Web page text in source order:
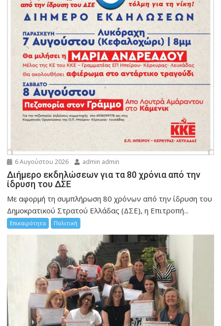
6 Αυγούστου 2026 admin admin
Διήμερο εκδηλώσεων για τα 80 χρόνια από την
ίδρυση του ΔΣΕ
Με αφορμή τη συμπλήρωση 80 χρόνων από την ίδρυση του
Δημοκρατικού Στρατού Ελλάδας (ΔΣΕ), η Επιτροπή...
Επικαιρότητα Πολιτική